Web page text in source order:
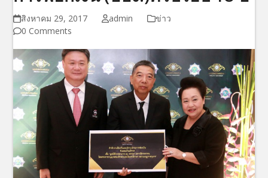
สิงหาคม 29, 2017 admin
ข่าว
0 Comments